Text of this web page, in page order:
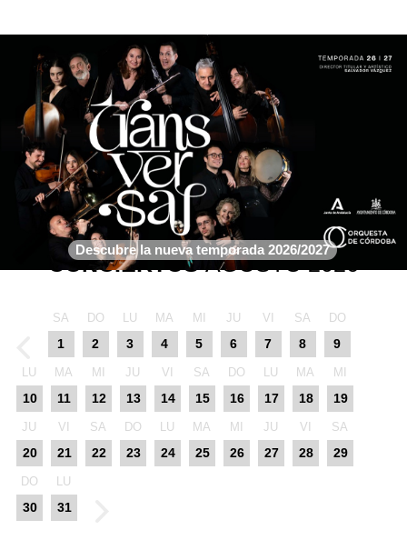
Descubre la nueva temporada 2026/2027
CONCIERTOSAGOSTO 2026
SA
1
DO
2
LU
3
MA
4
MI
5
JU
6
VI
7
SA
8
DO
9
LU
10
MA
11
MI
12
JU
13
VI
14
SA
15
DO
16
LU
17
MA
18
MI
19
JU
20
VI
21
SA
22
DO
23
LU
24
MA
25
MI
26
JU
27
VI
28
SA
29
DO
30
LU
31